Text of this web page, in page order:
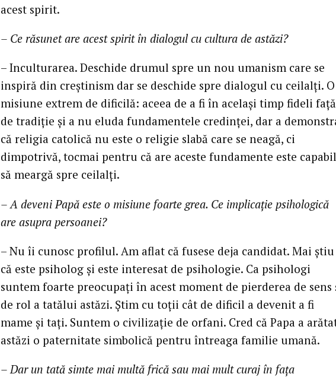
acest spirit.
– Ce răsunet are acest spirit în dialogul cu cultura de astăzi?
– Inculturarea. Deschide drumul spre un nou umanism care se
inspiră din creştinism dar se deschide spre dialogul cu ceilalţi. O
misiune extrem de dificilă: aceea de a fi în acelaşi timp fideli faţă
de tradiţie şi a nu eluda fundamentele credinţei, dar a
că religia catolică nu este o religie slabă care se neagă, ci
dimpotrivă, tocmai pentru că are aceste fundamente este
să meargă spre ceilalţi.
– A deveni Papă este o misiune foarte grea. Ce implicaţie psihologică
are asupra persoanei?
– Nu îi cunosc profilul. Am aflat că fusese deja candidat. Mai ştiu
că este psiholog şi este interesat de psihologie. Ca psihologi
suntem foarte preocupaţi în acest moment de pierderea de sens
de rol a tatălui astăzi. Ştim cu toţii cât de dificil a devenit a fi
mame şi taţi. Suntem o civilizaţie de orfani. Cred că Papa a
astăzi o paternitate simbolică pentru întreaga familie umană.
– Dar un tată simte mai multă frică sau mai mult curaj în faţa